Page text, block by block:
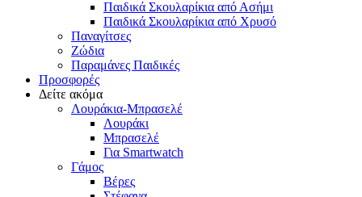
Παιδικά Σκουλαρίκια από Ασήμι
Παιδικά Σκουλαρίκια από Χρυσό
Παναγίτσες
Ζώδια
Παραμάνες Παιδικές
Προσφορές
Δείτε ακόμα
Λουράκια-Μπρασελέ
Λουράκι
Μπρασελέ
Για Smartwatch
Γάμος
Βέρες